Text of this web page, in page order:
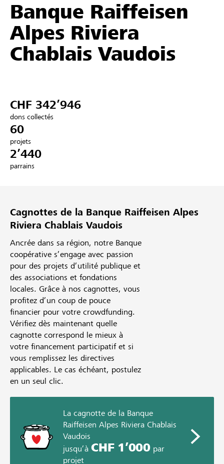
Soutien & assistance
Partenaires / Banques Raiffeisen
S'inscrire
DE FR
Banque Raiffeisen
Alpes Riviera
Chablais Vaudois
CHF 342’946
dons collectés
60
projets
2’440
parrains
Cagnottes de la Banque Raiffeisen Alpes
Riviera Chablais Vaudois
Ancrée dans sa région, notre Banque
coopérative s’engage avec passion
pour des projets d’utilité publique et
des associations et fondations
locales. Grâce à nos cagnottes, vous
profitez d’un coup de pouce
financier pour votre crowdfunding.
Vérifiez dès maintenant quelle
cagnotte correspond le mieux à
votre financement participatif et si
vous remplissez les directives
applicables. Le cas échéant, postulez
en un seul clic.
La cagnotte de la Banque
Raiffeisen Alpes Riviera Chablais
Vaudois
jusqu’à CHF 1’000par
projet